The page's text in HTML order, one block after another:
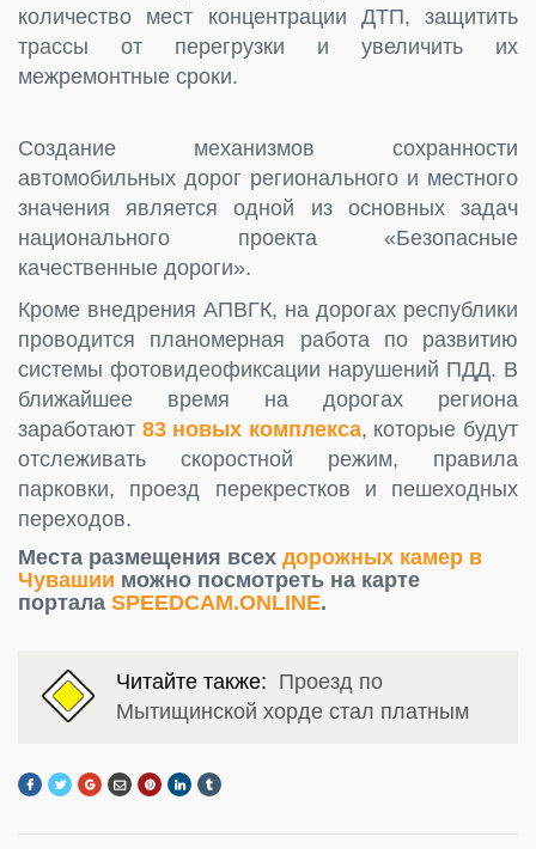
количество мест концентрации ДТП, защитить
трассы от перегрузки и увеличить их
межремонтные сроки.
Создание механизмов сохранности
автомобильных дорог регионального и местного
значения является одной из основных задач
национального проекта «Безопасные
качественные дороги».
Кроме внедрения АПВГК, на дорогах республики
проводится планомерная работа по развитию
системы фотовидеофиксации нарушений ПДД. В
ближайшее время на дорогах региона
заработают 83 новых комплекса, которые будут
отслеживать скоростной режим, правила
парковки, проезд перекрестков и пешеходных
переходов.
Места размещения всех дорожных камер в
Чувашии можно посмотреть на карте
портала SPEEDCAM.ONLINE.
Читайте также: Проезд по
Мытищинской хорде стал платным